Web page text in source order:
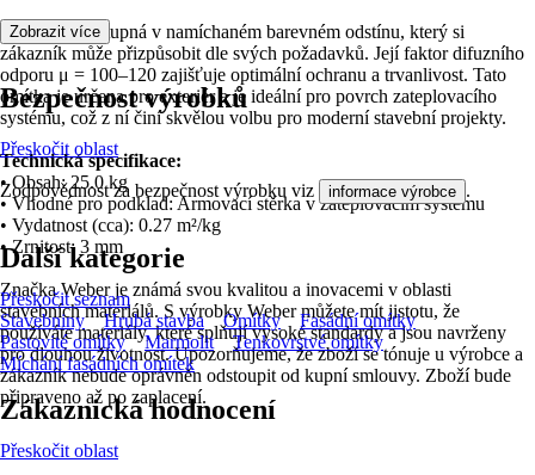
Omítka je dostupná v namíchaném barevném odstínu, který si
zákazník může přizpůsobit dle svých požadavků. Její faktor difuzního
odporu μ = 100–120 zajišťuje optimální ochranu a trvanlivost. Tato
omítka je určena pro exteriér a je ideální pro povrch zateplovacího
systému, což z ní činí skvělou volbu pro moderní stavební projekty.
Technická specifikace:
• Obsah: 25.0 kg
• Vhodné pro podklad: Armovací stěrka v zateplovacím systému
• Vydatnost (cca): 0.27 m²/kg
• Zrnitost: 3 mm
Značka Weber je známá svou kvalitou a inovacemi v oblasti
stavebních materiálů. S výrobky Weber můžete mít jistotu, že
používáte materiály, které splňují vysoké standardy a jsou navrženy
pro dlouhou životnost. Upozorňujeme, že zboží se tónuje u výrobce a
zákazník nebude oprávněn odstoupit od kupní smlouvy. Zboží bude
připraveno až po zaplacení.
Zobrazit více
Bezpečnost výrobků
Přeskočit oblast
Zodpovědnost za bezpečnost výrobku viz informace výrobce .
Další kategorie
Přeskočit seznam
Stavebniny
Hrubá stavba Omítky
Fasádní omítky
Pastovité omítky
Marmolit
Tenkovrstvé omítky
Míchání fasádních omítek
Zákaznická hodnocení
Přeskočit oblast